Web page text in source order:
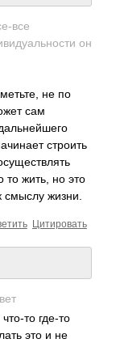
все
он
не по
сам
строить
то жить, но это
смыслу жизни.
Цитировать
то где-то
это и не